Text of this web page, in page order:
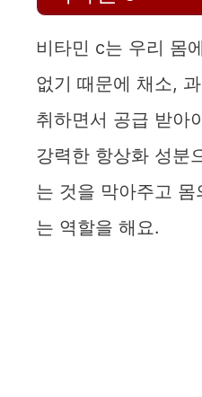
비타민 c는 우리 몸
없기 때문에 채소,
취하면서 공급 받아
강력한 항상화 성분
는 것을 막아주고
는 역할을 해요.